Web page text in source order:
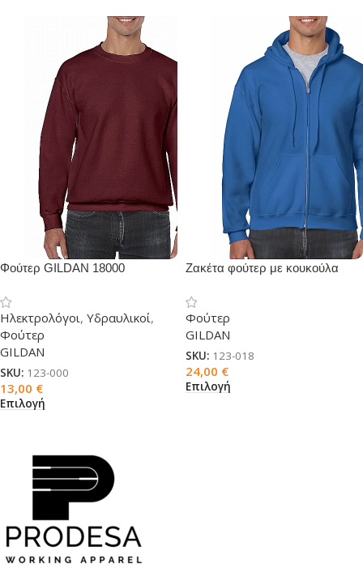
Φούτερ GILDAN 18000
Ηλεκτρολόγοι, Υδραυλικοί,
Φούτερ
GILDAN
SKU: 123-000
13,00 €
Επιλογή
Ζακέτα φούτερ με κουκούλα
Φούτερ
GILDAN
SKU: 123-018
24,00 €
Επιλογή